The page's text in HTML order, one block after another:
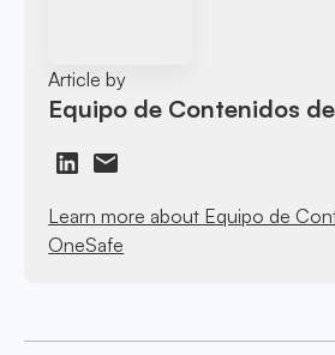
Article by
Equipo de Contenidos
Learn more about Equipo de
OneSafe